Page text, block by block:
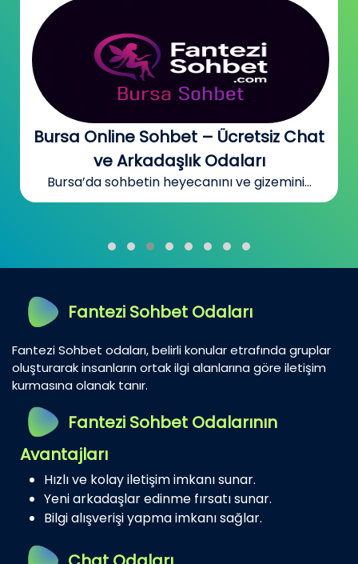
Bursa Online Sohbet – Ücretsiz Chat
ve Arkadaşlık Odaları
Bursa’da sohbetin heyecanını ve gizemini...
Fantezi Sohbet Odaları
Fantezi Sohbet odaları, belirli konular etrafında gruplar
oluşturarak insanların ortak ilgi alanlarına göre iletişim
kurmasına olanak tanır.
Fantezi Sohbet Odalarının
Avantajları
Hızlı ve kolay iletişim imkanı sunar.
Yeni arkadaşlar edinme fırsatı sunar.
Bilgi alışverişi yapma imkanı sağlar.